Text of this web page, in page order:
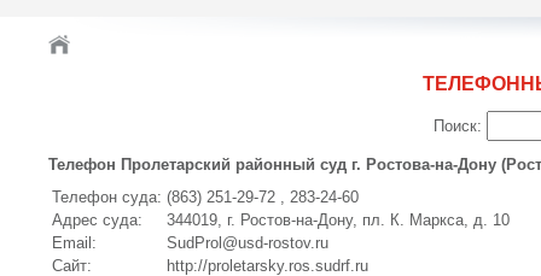
Поиск:
Телефон Пролетарский районный суд г. Ростова-на-Дону
Телефон суда: (863) 251-29-72 , 283-24-60
Адрес суда:
344019, г. Ростов-на-Дону, пл. К. Маркса, д. 10
Email:
SudProl@usd-rostov.ru
Сайт:
http://proletarsky.ros.sudrf.ru